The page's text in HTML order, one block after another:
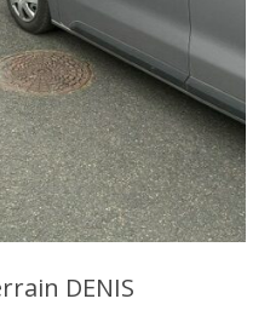
DENIS